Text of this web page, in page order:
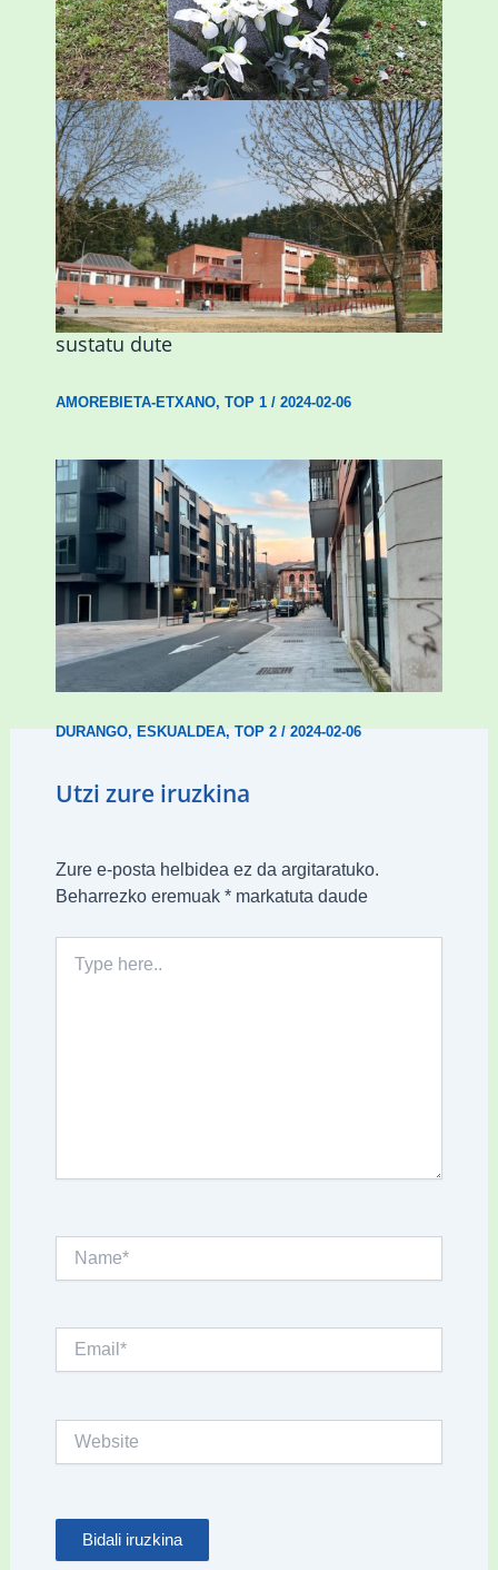
ESKUALDEA,ZALDIBAR/2024-02-06
Amorebietak eta Eusko Jaurlaritzak
Urritxen institutu berri bat eraikitzea
sustatu dute
AMOREBIETA-ETXANO, TOP 1/ 2024-02-06
Udal etxebizitza tasatuei buruzko lehen
ordenantza izango du Durangok
DURANGO,ESKUALDEA,TOP 2/2024-02-06
Utzi zure iruzkina
Zure e-posta helbidea ez da argitaratuko.
Beharrezko eremuak *markatuta daude
here..
Email*
Website